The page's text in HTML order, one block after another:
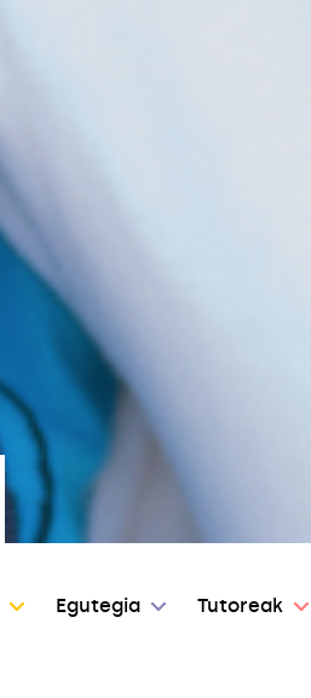
Egutegia Tutoreak